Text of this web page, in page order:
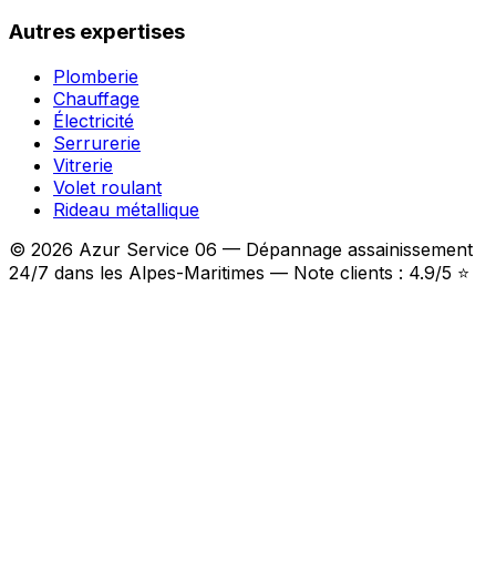
Autres expertises
Plomberie
Chauffage
Électricité
Serrurerie
Vitrerie
Volet roulant
Rideau métallique
© 2026 Azur Service 06 — Dépannage assainissement
24/7 dans les Alpes-Maritimes — Note clients : 4.9/5 ⭐